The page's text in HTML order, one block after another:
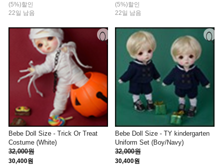
(5%)할인
22일 남음
(5%)할인
22일 남음
Bebe Doll Size - Trick Or Treat
Costume (White)
32,000원
30,400원
Bebe Doll Size - TY kindergarten
Uniform Set (Boy/Navy)
32,000원
30,400원